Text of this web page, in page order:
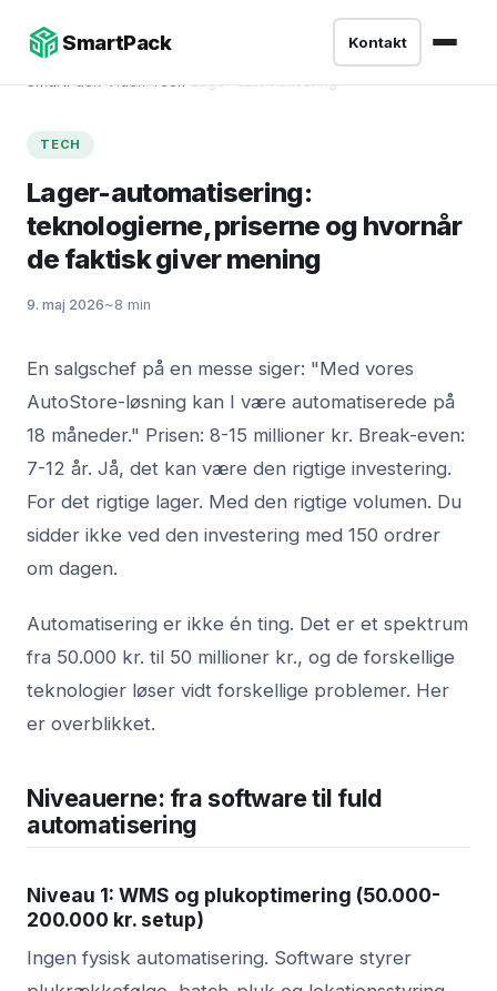
SmartPack Kontakt
SmartPack Viden Tech Lager-automatisering
TECH
Lager-automatisering:
teknologierne, priserne og hvornår
de faktisk giver mening
9. maj 2026~8 min
En salgschef på en messe siger: "Med vores
AutoStore-løsning kan I være automatiserede på
18 måneder." Prisen: 8-15 millioner kr. Break-even:
7-12 år. Jå, det kan være den rigtige investering.
For det rigtige lager. Med den rigtige volumen. Du
sidder ikke ved den investering med 150 ordrer
om dagen.
Automatisering er ikke én ting. Det er et spektrum
fra 50.000 kr. til 50 millioner kr., og de forskellige
teknologier løser vidt forskellige problemer. Her
er overblikket.
Niveauerne: fra software til fuld
automatisering
Niveau 1: WMS og plukoptimering (50.000-
200.000 kr. setup)
Ingen fysisk automatisering. Software styrer